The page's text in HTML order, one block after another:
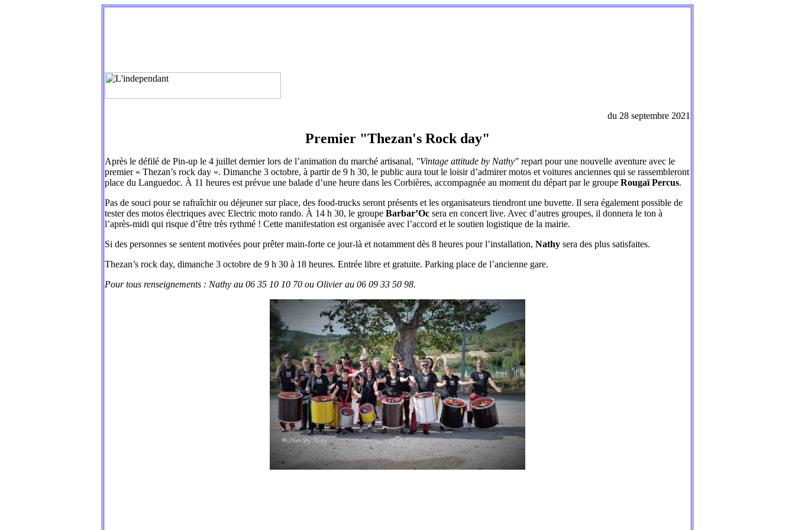
du 28 septembre 2021
Premier "Thezan's Rock day"
Après le défilé de Pin-up le 4 juillet dernier lors de l’animation du marché artisanal, "Vintage attitude by Nathy" repart pour une nouvelle aventure avec le
premier « Thezan’s rock day ». Dimanche 3 octobre, à partir de 9 h 30, le public aura tout le loisir d’admirer motos et voitures anciennes qui se rassembleront
place du Languedoc. À 11 heures est prévue une balade d’une heure dans les Corbières, accompagnée au moment du départ par le groupe Rougaï Percus.
Pas de souci pour se rafraîchir ou déjeuner sur place, des food-trucks seront présents et les organisateurs tiendront une buvette. Il sera également possible de
tester des motos électriques avec Electric moto rando. À 14 h 30, le groupe Barbar’Oc sera en concert live. Avec d’autres groupes, il donnera le ton à
l’après-midi qui risque d’être très rythmé ! Cette manifestation est organisée avec l’accord et le soutien logistique de la mairie.
Si des personnes se sentent motivées pour prêter main-forte ce jour-là et notamment dès 8 heures pour l’installation, Nathy sera des plus satisfaites.
Thezan’s rock day, dimanche 3 octobre de 9 h 30 à 18 heures. Entrée libre et gratuite. Parking place de l’ancienne gare.
Pour tous renseignements : Nathy au 06 35 10 10 70 ou Olivier au 06 09 33 50 98.